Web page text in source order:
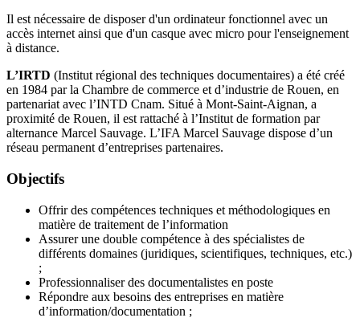
Il est nécessaire de disposer d'un ordinateur fonctionnel avec un
accès internet ainsi que d'un casque avec micro pour l'enseignement
à distance.
L’IRTD (Institut régional des techniques documentaires) a été créé
en 1984 par la Chambre de commerce et d’industrie de Rouen, en
partenariat avec l’INTD Cnam. Situé à Mont-Saint-Aignan, a
proximité de Rouen, il est rattaché à l’Institut de formation par
alternance Marcel Sauvage. L’IFA Marcel Sauvage dispose d’un
réseau permanent d’entreprises partenaires.
Objectifs
Offrir des compétences techniques et méthodologiques en
matière de traitement de l’information
Assurer une double compétence à des spécialistes de
différents domaines (juridiques, scientifiques, techniques, etc.)
;
Professionnaliser des documentalistes en poste
Répondre aux besoins des entreprises en matière
d’information/documentation ;